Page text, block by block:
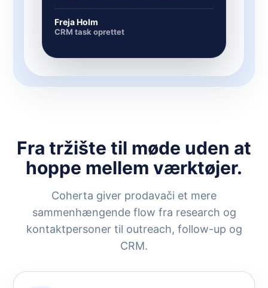
Freja Holm
CRM task oprettet
Fra tržište til møde uden at
hoppe mellem værktøjer.
Coherta giver prodavači et mere
sammenhængende flow fra research og
kontaktpersoner til outreach, follow-up og
CRM.